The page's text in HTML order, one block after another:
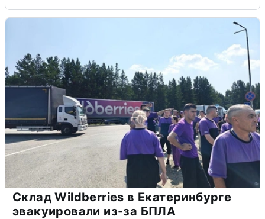
Склад Wildberries в Екатеринбурге
эвакуировали из-за БПЛА